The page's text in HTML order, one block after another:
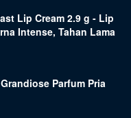
Lip Cream 2.9 g - Lip
Intense, Tahan Lama
Parfum Pria